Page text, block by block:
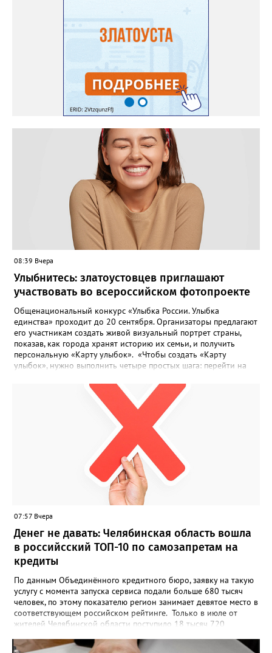
08:39 Вчера
Улыбнитесь: златоустовцев приглашают
участвовать во всероссийском фотопроекте
Общенациональный конкурс «Улыбка России. Улыбка
единства» проходит до 20 сентября. Организаторы предлагают
его участникам создать живой визуальный портрет страны,
показав, как города хранят историю их семьи, и получить
персональную «Карту улыбок». «Чтобы создать «Карту
улыбок», нужно выполнить четыре простых шага: перейти на
улыбок»; загрузить фотографию с улыбкой – подойдёт портрет
одного человека, пары, семьи или нескольких поколений в
одном кадре; отметить один или несколько городов,
связанных с историей семьи или важными воспоминаниями;
добавить подписи к городам, кратко объяснив связь с каждым
из них, указать контакты и подтвердить согласие с правилами
проекта», - говорится в инструкции на сайте проекта. ‍Заявка
может быть семейной, а после модерации стать частью
визуального архива проекта. 20 участников обещают
пригласить на итоговую фотосессию в Москве. Персональную
«Карту улыбок», которую можно скачать, сохранить и
опубликовать в социальных сетях, отмечают в оргкомитете,
получат все, кто улыбнулся.
07:57 Вчера
Денег не давать: Челябинская область вошла
в российсский ТОП-10 по самозапретам на
кредиты
По данным Объединённого кредитного бюро, заявку на такую
услугу с момента запуска сервиса подали больше 680 тысяч
человек, по этому показателю регион занимает девятое место в
соответствующем российском рейтинге. Только в июле от
жителей Челябинской области поступило 18 тысяч 720
снятие. В целом не давать им взаймы сегодня просят 543 с